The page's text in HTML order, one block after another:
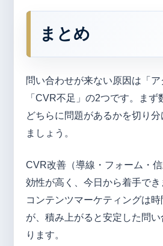
まとめ
問い合わせが来ない原因は「
「CVR不足」の2つです。まず
どちらに問題があるかを切り
ましょう。
CVR改善（導線・フォーム・
効性が高く、今日から着手で
コンテンツマーケティングは
が、積み上がると安定した問
ります。